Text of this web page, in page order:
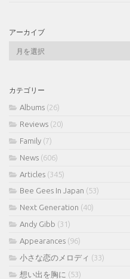
アーカイブ
ブ
カテゴリー
Albums (26)
Reviews (20)
Family (7)
News (606)
Articles (345)
Bee Gees In Japan (53)
Next Generation (40)
Andy Gibb (31)
Appearances (96)
小さな恋のメロディ (33)
想い出を胸に (53)